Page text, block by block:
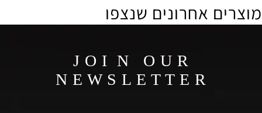
מוצרים אחרונים שנצפו
J O I N O U R
N E W S L E T T E R